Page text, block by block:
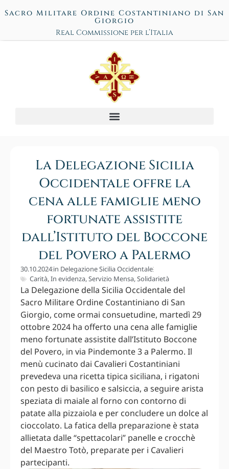
Sacro Militare Ordine Costantiniano di San
Giorgio
Real Commissione per l’Italia
La Delegazione Sicilia
Occidentale offre la
cena alle famiglie meno
fortunate assistite
dall’Istituto del Boccone
del Povero a Palermo
30.10.2024in Delegazione Sicilia Occidentale
Carità,In evidenza,Servizio Mensa,Solidarietà
La Delegazione della Sicilia Occidentale del
Sacro Militare Ordine Costantiniano di San
Giorgio, come ormai consuetudine, martedì 29
ottobre 2024 ha offerto una cena alle famiglie
meno fortunate assistite dall’Istituto Boccone
del Povero, in via Pindemonte 3 a Palermo. Il
menù cucinato dai Cavalieri Costantiniani
prevedeva una ricetta tipica siciliana, i rigatoni
con pesto di basilico e salsiccia, a seguire arista
speziata di maiale al forno con contorno di
patate alla pizzaiola e per concludere un dolce al
cioccolato. La fatica della preparazione è stata
allietata dalle “spettacolari” panelle e crocchè
del Maestro Totò, preparate per i Cavalieri
partecipanti.